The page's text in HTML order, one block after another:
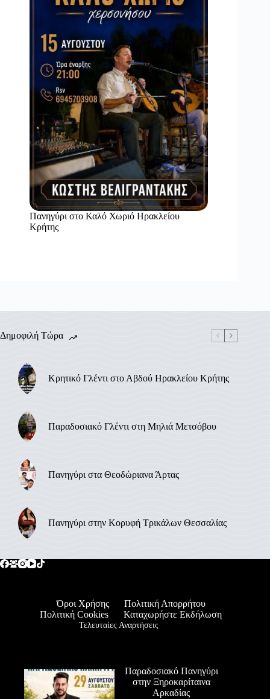
Πανηγύρι στο Καλό Χωριό Ηρακλείου
Κρήτης
Δημοφιλή Τώρα
Κρητικό Γλέντι στο Αβδού Ηρακλείου Κρήτης
Παραδοσιακό Γλέντι στη Μηλιά Μετσόβου
Πανηγύρι στα Θεοδώριανα Άρτας
Πανηγύρι στην Κορυφή Τρικάλων Θεσσαλίας
Όροι Χρήσης
Πολιτική Απορρήτου
Πολιτική Cookies
Καταχωρήστε Εκδήλωση
Τελευταίες Αναρτήσεις
Παραδοσιακό Πανηγύρι
στην Ξηροκαρίταινα
Αρκαδίας